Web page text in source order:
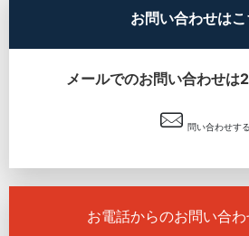
お問い合わせはこ
メールでのお問い合わせは
問い合わせする
お電話からのお問い合